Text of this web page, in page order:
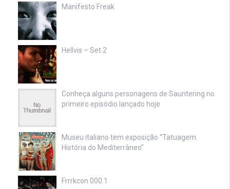
Manifesto Freak
Hellvis – Set 2
Conheça alguns personagens de Sauntering no
primeiro episódio lançado hoje
Museu italiano tem exposição “Tatuagem.
História do Mediterrâneo”
Frrrkcon 000.1